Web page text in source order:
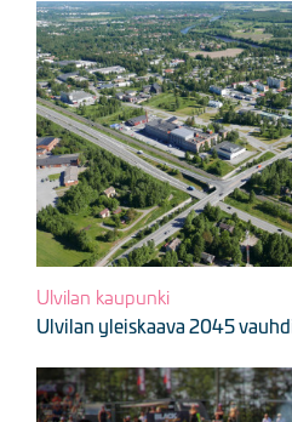
Kuva
Ulvilan kaupunki
Ulvilan yleiskaava 2045
Kuva